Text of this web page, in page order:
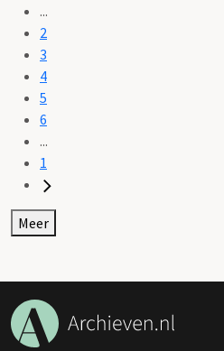
...
2
3
4
5
6
...
1
Meer